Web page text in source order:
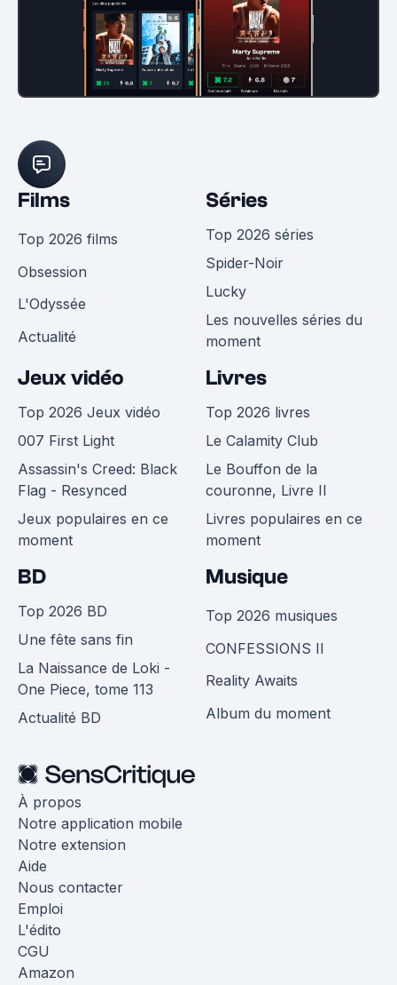
Films
Top 2026 films
Obsession
L'Odyssée
Actualité
Séries
Top 2026 séries
Spider-Noir
Lucky
Les nouvelles séries du
moment
Jeux vidéo
Top 2026 Jeux vidéo
007 First Light
Assassin's Creed: Black
Flag - Resynced
Jeux populaires en ce
moment
Livres
Top 2026 livres
Le Calamity Club
Le Bouffon de la
couronne, Livre II
Livres populaires en ce
moment
BD
Top 2026 BD
Une fête sans fin
La Naissance de Loki -
One Piece, tome 113
Actualité BD
Musique
Top 2026 musiques
CONFESSIONS II
Reality Awaits
Album du moment
À propos
Notre application mobile
Notre extension
Aide
Nous contacter
Emploi
L'édito
CGU
Amazon